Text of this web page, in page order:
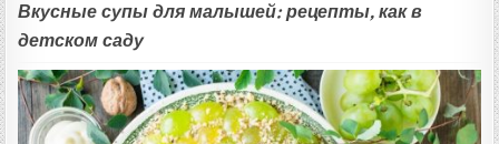
Вкусные супы для малышей: рецепты, как в
детском саду